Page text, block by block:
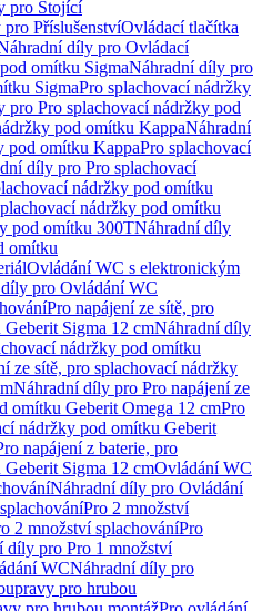
pro Stojící
PříslušenstvíOvládací tlačítka
díly pro Ovládací
omítku SigmaNáhradní díly pro
SigmaPro splachovací nádržky
pro Pro splachovací nádržky pod
pod omítku KappaNáhradní
pod omítku KappaPro splachovací
díly pro Pro splachovací
nádržky pod omítku
nádržky pod omítku
pod omítku 300TNáhradní díly
omítku
Ovládání WC s elektronickým
pro Ovládání WC
Pro napájení ze sítě, pro
Sigma 12 cmNáhradní díly
nádržky pod omítku
ze sítě, pro splachovací nádržky
Náhradní díly pro Pro napájení ze
omítku Geberit Omega 12 cmPro
nádržky pod omítku Geberit
napájení z baterie, pro
Sigma 12 cmOvládání WC
Náhradní díly pro Ovládání
Pro 2 množství
2 množství splachováníPro
díly pro Pro 1 množství
WCNáhradní díly pro
pro hrubou